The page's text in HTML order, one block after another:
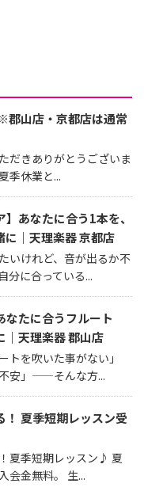
郡山店・京都店は通常
だきありがとうございま
季休業と...
】あなたに合う1本を、
に｜天理楽器 京都店
いけれど、音が出るか不
分に合っている...
なたに合うフルート
｜天理楽器 郡山店
トを吹いた事がない」
不安」——そんな方...
！ 夏季短期レッスン受
夏季短期レッスン♪ 夏
会金無料。 生...